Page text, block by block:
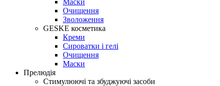
Очищення
Зволоження
GESKE косметика
Креми
Сироватки і гелі
Очищення
Маски
Прелюдія
Стимулюючі та збуджуючі засоби